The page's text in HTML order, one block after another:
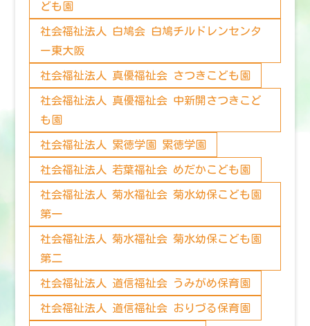
ども園
社会福祉法人 白鳩会 白鳩チルドレンセンタ
ー東大阪
社会福祉法人 真優福祉会 さつきこども園
社会福祉法人 真優福祉会 中新開さつきこど
も園
社会福祉法人 累徳学園 累徳学園
社会福祉法人 若葉福祉会 めだかこども園
社会福祉法人 菊水福祉会 菊水幼保こども園
第一
社会福祉法人 菊水福祉会 菊水幼保こども園
第二
社会福祉法人 道信福祉会 うみがめ保育園
社会福祉法人 道信福祉会 おりづる保育園